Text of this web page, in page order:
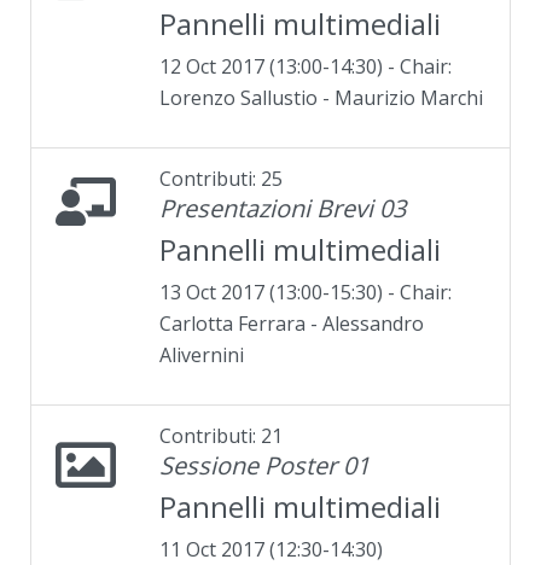
Pannelli multimediali
12 Oct 2017 (13:00-14:30) - Chair:
Lorenzo Sallustio - Maurizio Marchi
Contributi: 25
Presentazioni Brevi 03
Pannelli multimediali
13 Oct 2017 (13:00-15:30) - Chair:
Carlotta Ferrara - Alessandro
Alivernini
Contributi: 21
Sessione Poster 01
Pannelli multimediali
11 Oct 2017 (12:30-14:30)